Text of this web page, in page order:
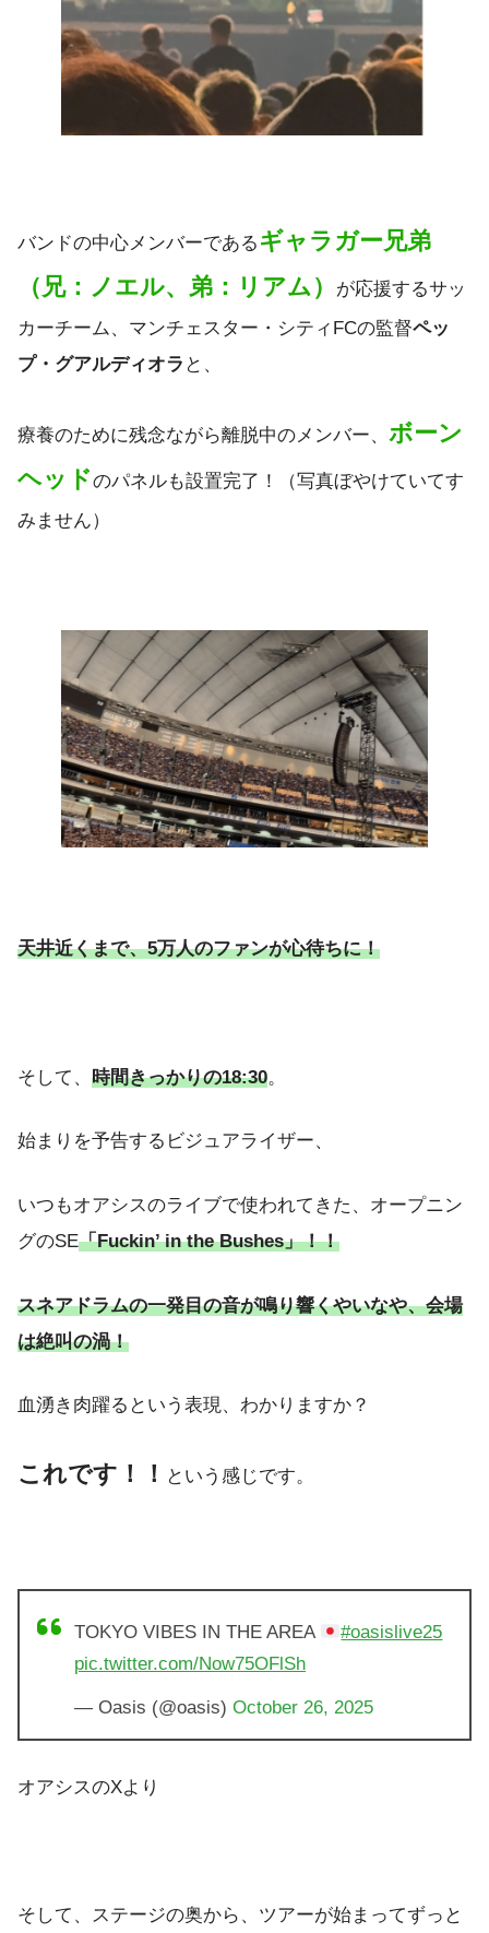
バンドの中心メンバーである ギャラガー兄弟
（兄：ノエル、弟：リアム）
が応援するサッ
カーチーム、マンチェスター・シティFCの監督ペッ
プ・グアルディオラ と、
療養のために残念ながら離脱中のメンバー、 ボーン
ヘッドのパネルも設置完了！（写真ぼやけていてす
みません）
天井近くまで、5万人のファンが心待ちに！
そして、 時間きっかりの18:30。
始まりを予告するビジュアライザー、
いつもオアシスのライブで使われてきた、オープニン
グのSE「Fuckin’ in the Bushes」！！
スネアドラムの一発目の音が鳴り響くやいなや、会場
は絶叫の渦！
血湧き肉躍るという表現、わかりますか？
これです！！ という感じです。
TOKYO VIBES IN THE AREA
#oasislive25
pic.twitter.com/Now75OFlSh
— Oasis (@oasis) October 26, 2025
オアシスのXより
そして、ステージの奥から、ツアーが始まってずっと